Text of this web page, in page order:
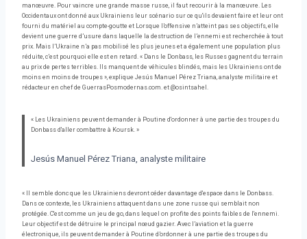
manœuvre. Pour vaincre une grande masse russe, il faut recourir à la manœuvre. Les
Occidentaux ont donné aux Ukrainiens leur scénario sur ce qu'ils devaient faire et leur ont
fourni du matériel au compte-goutte et Lorsque l’offensive n’atteint pas ses objectifs, elle
devient une guerre d’usure dans laquelle la destruction de l’ennemi est recherchée à tout
prix. Mais l’Ukraine n’a pas mobilisé les plus jeunes et a également une population plus
réduite, c’est pourquoi elle est en retard. « Dans le Donbass, les Russes gagnent du terrain
au prix de pertes terribles. Ils manquent de véhicules blindés, mais les Ukrainiens ont de
moins en moins de troupes », explique Jesús Manuel Pérez Triana, analyste militaire et
rédacteur en chef de GuerrasPosmodernas.com. et @osintsahel.
« Les Ukrainiens peuvent demander à Poutine d'ordonner à une partie des troupes du
Donbass d'aller combattre à Koursk. »
Jesús Manuel Pérez Triana, analyste militaire
« Il semble donc que les Ukrainiens devront céder davantage d'espace dans le Donbass.
Dans ce contexte, les Ukrainiens attaquent dans une zone russe qui semblait non
protégée. C'est comme un jeu de go, dans lequel on profite des points faibles de l'ennemi.
Leur objectif est de détruire le principal nœud gazier. Avec l’aviation et la guerre
électronique, ils peuvent demander à Poutine d’ordonner à une partie des troupes du